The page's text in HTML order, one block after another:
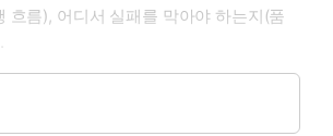
름), 어디서 실패를 막아야 하는지(품